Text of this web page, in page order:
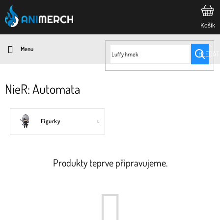
Přejít
na
obsah
HLEDAT
NieR: Automata
Figurky
Produkty teprve připravujeme.